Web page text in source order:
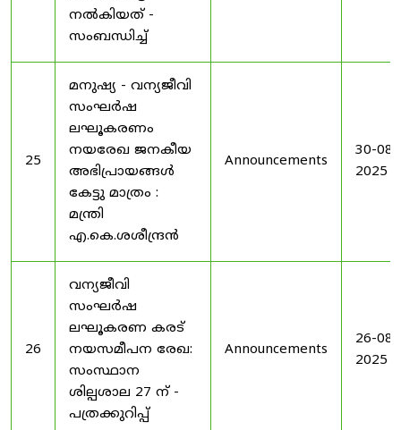
നൽകിയത് -
സംബന്ധിച്ച്
25
മനുഷ്യ - വന്യജീവി
സംഘർഷ
ലഘൂകരണം
നയരേഖ ജനകീയ
അഭിപ്രായങ്ങൾ
കേട്ടു മാത്രം :
മന്ത്രി
എ.കെ.ശശീന്ദ്രൻ
Announcements
30-08-
2025
26
വന്യജീവി
സംഘർഷ
ലഘൂകരണ കരട്
നയസമീപന രേഖ:
സംസ്ഥാന
ശില്പശാല 27 ന് -
പത്രക്കുറിപ്പ്
Announcements
26-08-
2025